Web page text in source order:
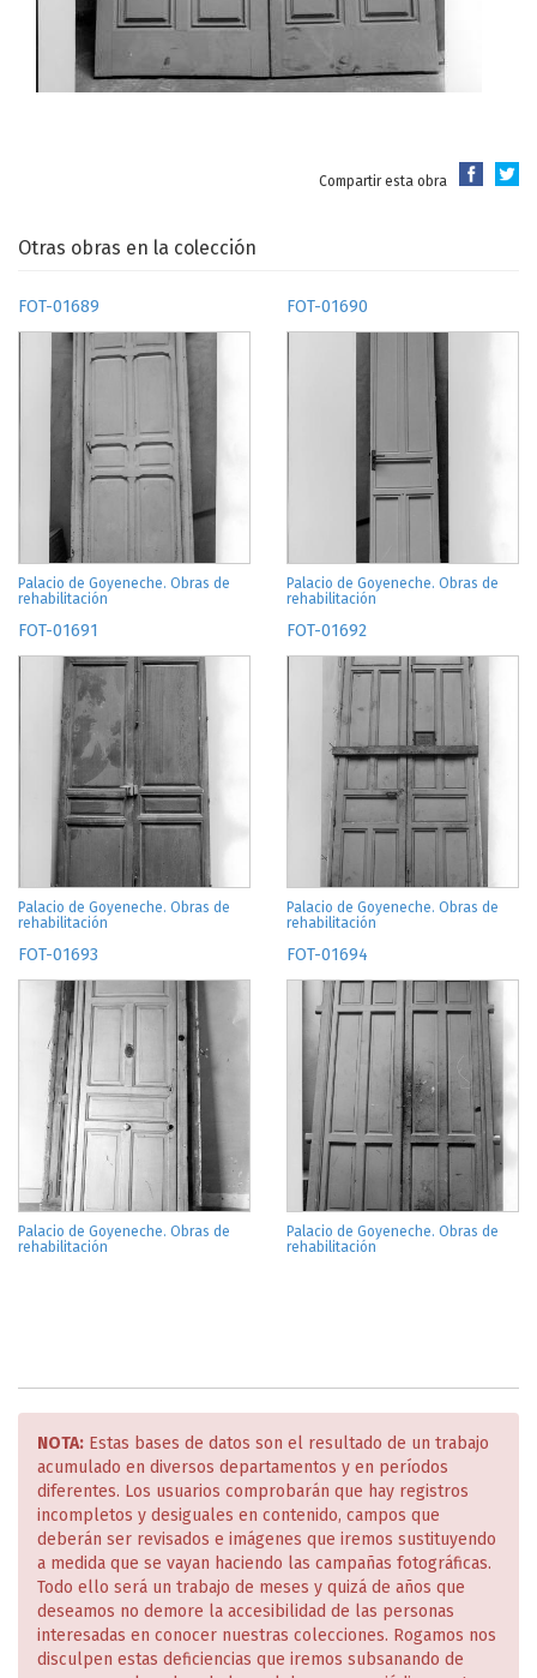
Compartir esta obra
Otras obras en la colección
FOT-01689
Palacio de Goyeneche. Obras de
rehabilitación
FOT-01690
Palacio de Goyeneche. Obras de
rehabilitación
FOT-01691
Palacio de Goyeneche. Obras de
rehabilitación
FOT-01692
Palacio de Goyeneche. Obras de
rehabilitación
FOT-01693
Palacio de Goyeneche. Obras de
rehabilitación
FOT-01694
Palacio de Goyeneche. Obras de
rehabilitación
NOTA: Estas bases de datos son el resultado de un trabajo
acumulado en diversos departamentos y en períodos
diferentes. Los usuarios comprobarán que hay registros
incompletos y desiguales en contenido, campos que
deberán ser revisados e imágenes que iremos sustituyendo
a medida que se vayan haciendo las campañas fotográficas.
Todo ello será un trabajo de meses y quizá de años que
deseamos no demore la accesibilidad de las personas
interesadas en conocer nuestras colecciones. Rogamos nos
disculpen estas deficiencias que iremos subsanando de